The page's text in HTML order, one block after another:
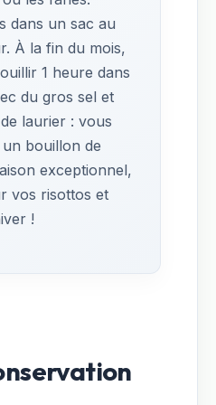
dans un sac au
À la fin du mois,
1 heure dans
du gros sel et
laurier : vous
bouillon de
exceptionnel,
vos risottos et
!